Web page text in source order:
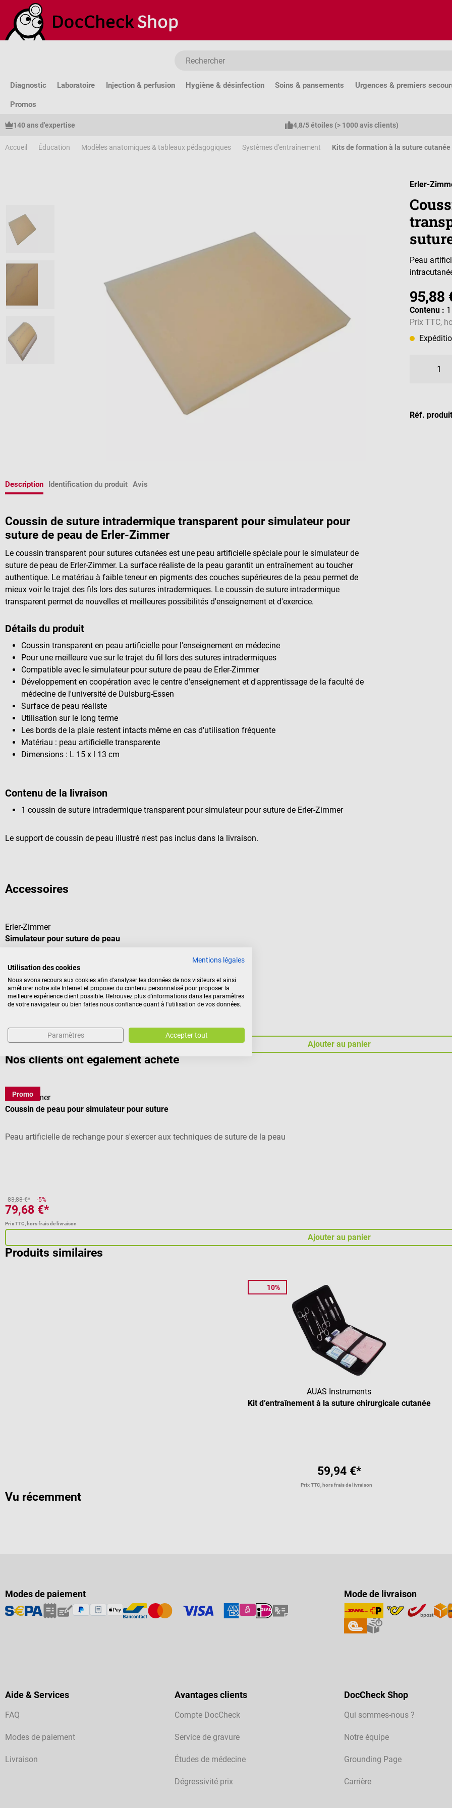
au contenu principal
Passer à la recherche
Passer à la navigation principale
Diagnostic Laboratoire Injection & perfusion Hygiène & désinfection Soins & pansements Urgences & premiers
Promos
140 ans d'expertise 4,8/5 étoiles (> 1000 avis clients)
Accueil Éducation Modèles anatomiques & tableaux pédagogiques Systèmes d'entraînement Kits de formation à la suture cutanée
Erler-
Peau
95,88
Contenu :
Prix TTC,
Réf.
Description Identification du produit Avis
Coussin de suture intradermique transparent pour simulateur pour
suture de peau de Erler-Zimmer
Le coussin transparent pour sutures cutanées est une peau artificielle spéciale pour le simulateur de
suture de peau de Erler-Zimmer. La surface réaliste de la peau garantit un entraînement au toucher
authentique. Le matériau à faible teneur en pigments des couches supérieures de la peau permet de
mieux voir le trajet des fils lors des sutures intradermiques. Le coussin de suture intradermique
transparent permet de nouvelles et meilleures possibilités d'enseignement et d'exercice.
Détails du produit
Coussin transparent en peau artificielle pour l'enseignement en médecine
Pour une meilleure vue sur le trajet du fil lors des sutures intradermiques
Compatible avec le simulateur pour suture de peau de Erler-Zimmer
Développement en coopération avec le centre d'enseignement et d'apprentissage de la faculté de
médecine de l'université de Duisburg-Essen
Surface de peau réaliste
Utilisation sur le long terme
Les bords de la plaie restent intacts même en cas d'utilisation fréquente
Matériau : peau artificielle transparente
Dimensions : L 15 x l 13 cm
Contenu de la livraison
1 coussin de suture intradermique transparent pour simulateur pour suture de Erler-Zimmer
Le support de coussin de peau illustré n'est pas inclus dans la livraison.
Accessoires
Erler-Zimmer
Simulateur pour suture de peau
Modèle d'exercice résistant avec peau synthétique
Prix TTC, hors frais de livraison
Ajouter au panier
Nos clients ont également acheté
Promo
Erler-Zimmer
Coussin de peau pour simulateur pour suture
Peau artificielle de rechange pour s'exercer aux techniques de suture de la peau
83,88 €* -5%
79,68 €*
Prix TTC, hors frais de livraison
Ajouter au panier
Produits similaires
10%
AUAS Instruments
Kit d’entraînement à la suture chirurgicale cutanée
59,94 €*
Prix TTC, hors frais de livraison
Vu récemment
Modes de paiement Mode de livraison
Aide & Services
FAQ
Modes de paiement
Livraison
Avantages clients
Compte DocCheck
Service de gravure
Études de médecine
Dégressivité prix
DocCheck Shop
Qui sommes-nous ?
Notre équipe
Grounding Page
Carrière
Mentions légales
Utilisation des cookies
Nous avons recours aux cookies afin d'analyser les données de nos visiteurs et ainsi
améliorer notre site Internet et proposer du contenu personnalisé pour proposer la
meilleure expérience client possible. Retrouvez plus d'informations dans les paramètres
de votre navigateur ou bien faites nous confiance quant à l'utilisation de vos données.
Paramètres Accepter tout